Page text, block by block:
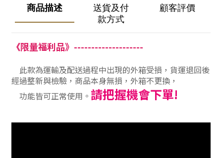
商品描述
送貨及付
款方式
顧客評價
《限量福利品》--------------------
此款為運輸及配送過程中出現的外箱受損，貨運退回後
經過整新與檢驗，商品本身無損，外箱不更換，
功能皆可正常使用。 請把握機會下單!